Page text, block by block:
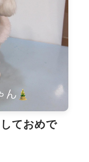
しておめで